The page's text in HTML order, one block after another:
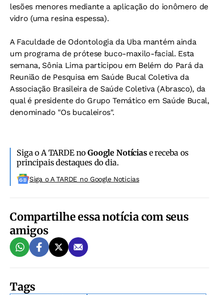
lesões menores mediante a aplicação do ionômero de
vidro (uma resina espessa).
A Faculdade de Odontologia da Uba mantém ainda
um programa de prótese buco-maxilo-facial. Esta
semana, Sônia Lima participou em Belém do Pará da
Reunião de Pesquisa em Saúde Bucal Coletiva da
Associação Brasileira de Saúde Coletiva (Abrasco), da
qual é presidente do Grupo Temático em Saúde Bucal,
denominado "Os bucaleiros".
Siga o A TARDE noGoogle Notíciase receba os
principais destaques do dia.
Siga o A TARDE no Google Noticias
Compartilhe essa notícia com seus
amigos
Tags